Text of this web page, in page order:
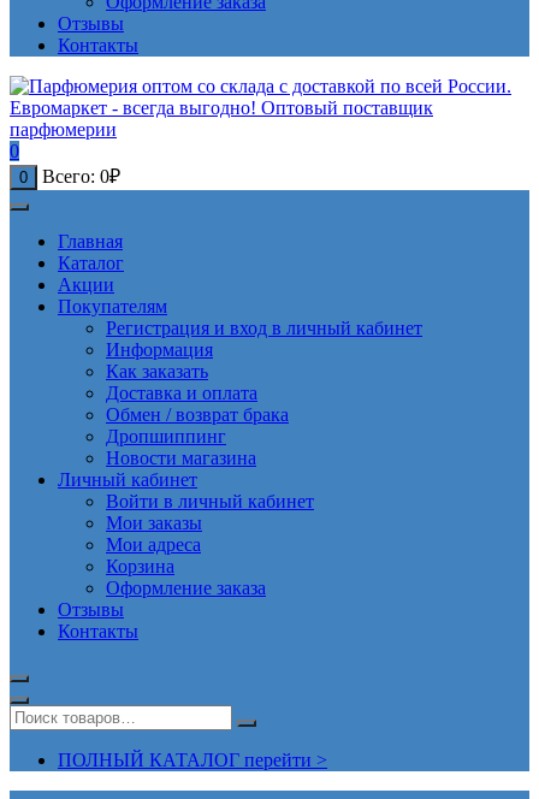
Отзывы
Контакты
0
0 Всего: 0₽
Главная
Каталог
Акции
Покупателям
Регистрация и вход в личный кабинет
Информация
Как заказать
Доставка и оплата
Обмен / возврат брака
Дропшиппинг
Новости магазина
Личный кабинет
Войти в личный кабинет
Мои заказы
Мои адреса
Корзина
Оформление заказа
Отзывы
Контакты
ПОЛНЫЙ КАТАЛОГ перейти >